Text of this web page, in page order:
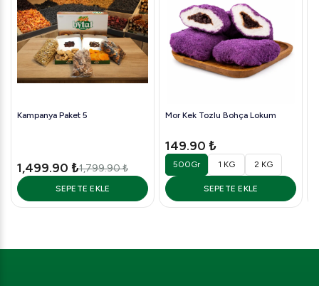
Kampanya Paket 5
1,499.90 ₺1,799.90 ₺
SEPETE EKLE
Mor Kek Tozlu Bohça Lokum
149.90 ₺
500Gr 1 KG 2 KG
SEPETE EKLE